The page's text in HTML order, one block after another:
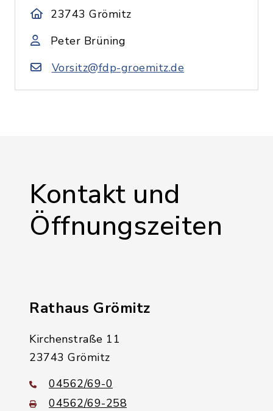
23743 Grömitz
Peter Brüning
Vorsitz@fdp-groemitz.de
Kontakt und
Öffnungszeiten
Rathaus Grömitz
Kirchenstraße 11
23743 Grömitz
04562/69-0
04562/69-258